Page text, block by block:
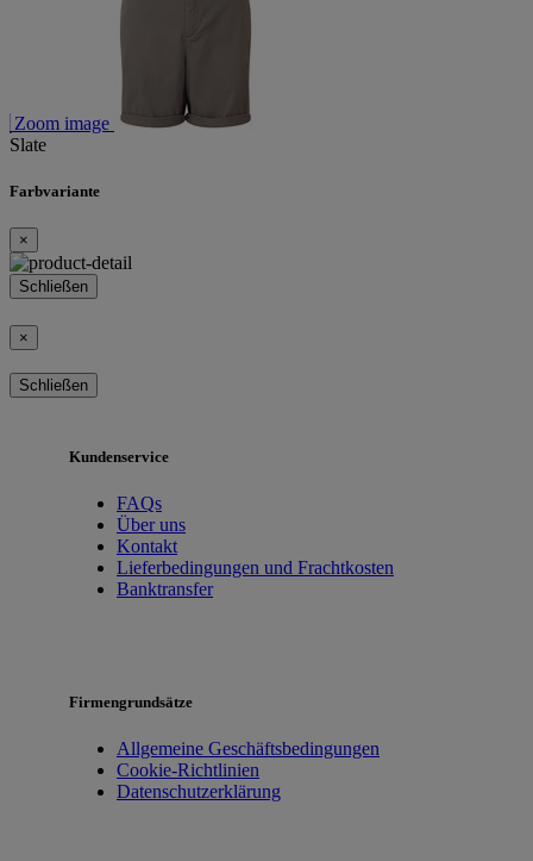
Zoom image
Slate
Farbvariante
×
Schließen
×
Schließen
Kundenservice
FAQs
Über uns
Kontakt
Lieferbedingungen und Frachtkosten
Banktransfer
Firmengrundsätze
Allgemeine Geschäftsbedingungen
Cookie-Richtlinien
Datenschutzerklärung